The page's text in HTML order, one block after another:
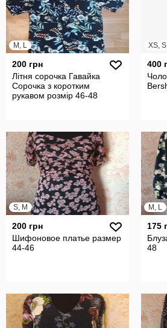
M, L
200 грн
Літня сорочка Гавайка
Сорочка з коротким
рукавом розмір 46-48
XS, S
400
S, M
200 грн
Шифоновое платье размер
44-46
M, L
175
48